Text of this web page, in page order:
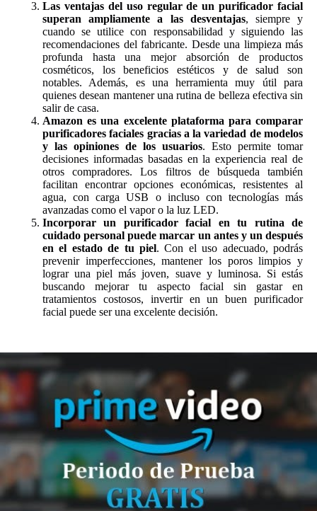
Las ventajas del uso regular de un purificador facial
superan ampliamente a las desventajas, siempre y
cuando se utilice con responsabilidad y siguiendo las
recomendaciones del fabricante. Desde una limpieza más
profunda hasta una mejor absorción de productos
cosméticos, los beneficios estéticos y de salud son
notables. Además, es una herramienta muy útil para
quienes desean mantener una rutina de belleza efectiva sin
salir de casa.
Amazon es una excelente plataforma para comparar
purificadores faciales gracias a la variedad de modelos
y las opiniones de los usuarios. Esto permite tomar
decisiones informadas basadas en la experiencia real de
otros compradores. Los filtros de búsqueda también
facilitan encontrar opciones económicas, resistentes al
agua, con carga USB o incluso con tecnologías más
avanzadas como el vapor o la luz LED.
Incorporar un purificador facial en tu rutina de
cuidado personal puede marcar un antes y un después
en el estado de tu piel. Con el uso adecuado, podrás
prevenir imperfecciones, mantener los poros limpios y
lograr una piel más joven, suave y luminosa. Si estás
buscando mejorar tu aspecto facial sin gastar en
tratamientos costosos, invertir en un buen purificador
facial puede ser una excelente decisión.